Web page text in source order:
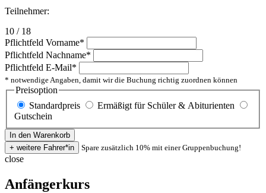
Teilnehmer:
10 / 18
Pflichtfeld Vorname*
Pflichtfeld Nachname*
Pflichtfeld E-Mail*
* notwendige Angaben, damit wir die Buchung richtig zuordnen können
Preisoption
Standardpreis
Ermäßigt für Schüler & Abiturienten
Gutschein
Spare zusätzlich 10% mit einer Gruppenbuchung!
close
Anfängerkurs